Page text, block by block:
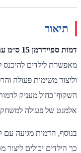
תיאור
דמות ספיידרמן 15 ס״מ עם משגר חצים מבית Hasbro Marvel
וליצור משימות פעולה
השקוף־כחול מעניק
אלמנט של פעולה
בנוסף, הדמות מגיעה עם
כך הילדים יכולים